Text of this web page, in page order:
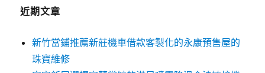
近期文章
新竹當鋪推薦新莊機車借款客製化的永康預售屋的
珠寶維修